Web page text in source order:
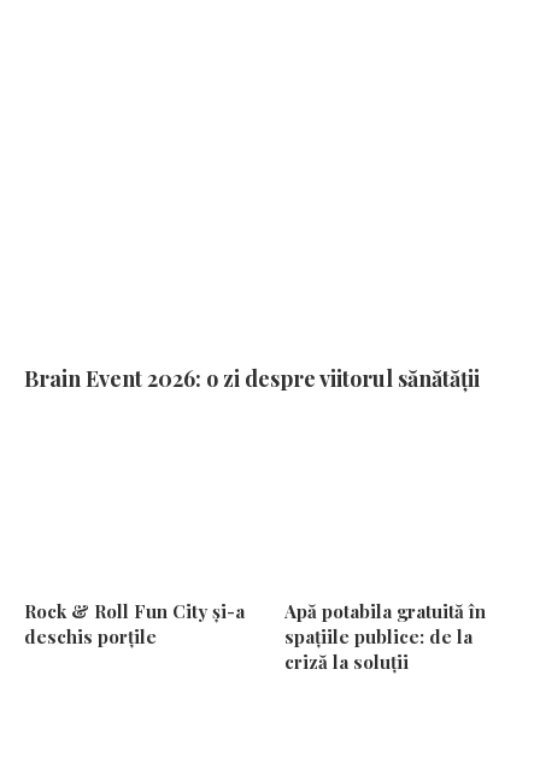
Brain Event 2026: o zi despre viitorul sănătății
Rock & Roll Fun City și-a
deschis porțile
Apă potabila gratuită în
spațiile publice: de la
criză la soluții